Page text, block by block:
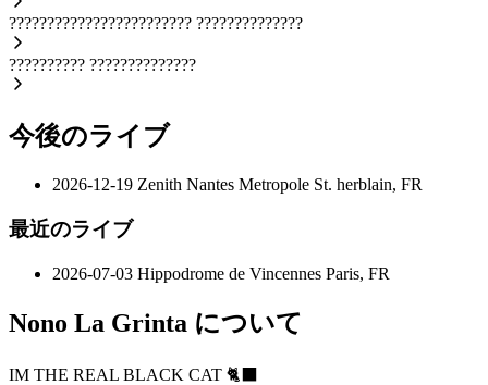
???????????????????????? ??????????????
?????????? ??????????????
今後のライブ
2026-12-19 Zenith Nantes Metropole St. herblain, FR
最近のライブ
2026-07-03 Hippodrome de Vincennes Paris, FR
Nono La Grinta について
IM THE REAL BLACK CAT 🐈‍⬛